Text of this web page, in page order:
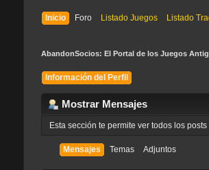
Inicio Foro Listado Juegos Listado
AbandonSocios: El Portal de los Juegos
Información del Perfil
Mostrar Mensajes
Esta sección te permite ver todos los
Mensajes Temas Adjuntos